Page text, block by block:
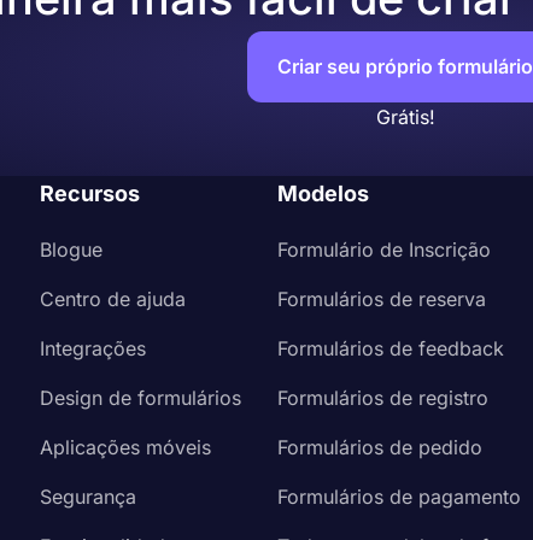
Criar seu próprio formulário
Grátis!
Recursos
Blogue
Centro de ajuda
Integrações
Design de formulários
Aplicações móveis
Segurança
Modelos
Formulário de Inscrição
Formulários de reserva
Formulários de feedback
Formulários de registro
Formulários de pedido
Formulários de pagamento